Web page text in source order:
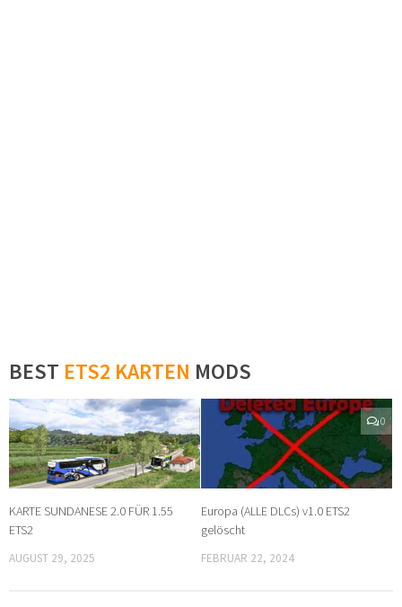
BEST ETS2 KARTEN MODS
0
KARTE SUNDANESE 2.0 FÜR 1.55
ETS2
AUGUST 29, 2025
0
Europa (ALLE DLCs) v1.0 ETS2
gelöscht
FEBRUAR 22, 2024